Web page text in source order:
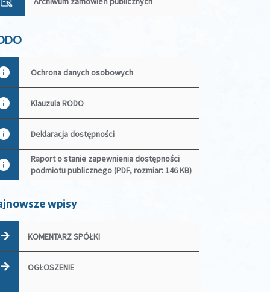
Ochrona danych osobowych
Klauzula RODO
Deklaracja dostępności
Raport o stanie zapewnienia dostępności
podmiotu publicznego (PDF, rozmiar: 146 KB)
wpisy
KOMENTARZ SPÓŁKI
OGŁOSZENIE